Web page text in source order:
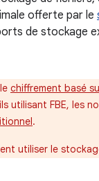
offerte par le
de stockage
chiffrement basé
utilisant FBE, les
.
utiliser le